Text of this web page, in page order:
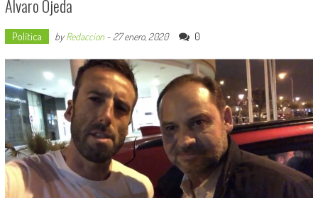
Álvaro Ojeda
Política byRedaccion- 27 enero, 2020 0